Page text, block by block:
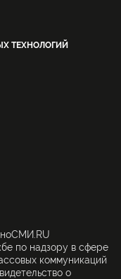
ТЕХНОЛОГИЙ
по надзору в сфере
коммуникаций
о